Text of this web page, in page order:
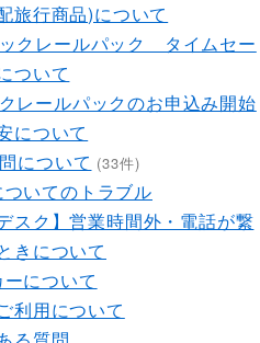
旅行商品)について
クレールパック タイムセー
ついて
レールパックのお申込み開始
について
について (33件)
いてのトラブル
スク】営業時間外・電話が繋
きについて
について
利用について